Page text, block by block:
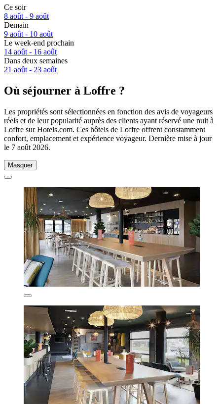
Ce soir
8 août - 9 août
Demain
9 août - 10 août
Le week-end prochain
14 août - 16 août
Dans deux semaines
21 août - 23 août
Où séjourner à Loffre ?
Les propriétés sont sélectionnées en fonction des avis de voyageurs
réels et de leur popularité auprès des clients ayant réservé une nuit à
Loffre sur Hotels.com. Ces hôtels de Loffre offrent constamment
confort, emplacement et expérience voyageur. Dernière mise à jour
le 7 août 2026.
Masquer